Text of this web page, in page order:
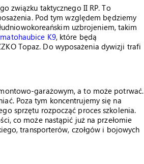
związku taktycznego II RP. To
Pod tym względem będziemy
uzbrojeniem, takim
K9, które będą
Topaz. Do wyposażenia dywizji trafi
garażowym, a to może potrwać.
Poza tym koncentrujemy się na
sprzętu rozpocząć proces szkolenia.
co może nastąpić już na przełomie
transporterów, czołgów i bojowych